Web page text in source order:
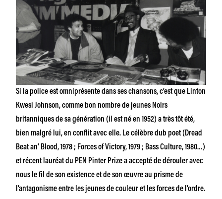
Si la police est omniprésente dans ses chansons, c’est que Linton
Kwesi Johnson, comme bon nombre de jeunes Noirs
britanniquesde sa génération (il est né en 1952) a très tôt été,
bien malgré lui, en conflit avec elle. Le célèbre dub poet (Dread
Beat an’ Blood,1978 ; Forces of Victory,1979 ; Bass Culture,1980…)
et récent lauréat du PEN Pinter Prize a accepté de dérouler avec
nous le fil de son existence et de son œuvre au prisme de
l’antagonismeentre les jeunes de couleur et les forces de l’ordre.